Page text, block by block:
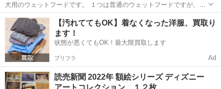
犬用のウェットフードです。 １つは普通のウェットフードですが、そ
の他の7つは療法食です。よく確認してからご購入ください。 無一物
さばの煮こごり風×1 犬用 尿石ケア×1 犬猫用 エナジーバランスケ
ア チキン×2 ❌犬用 消...
埼玉 さいたま市 西浦和駅 その他 ウェット
【汚れててもOK】着なくなった洋服、買取り
ます！
状態が悪くてもOK！最大限買取します
プリフラ Ad
読売新聞 2022年 額絵シリーズ ディズニー
アートコレクション １２枚